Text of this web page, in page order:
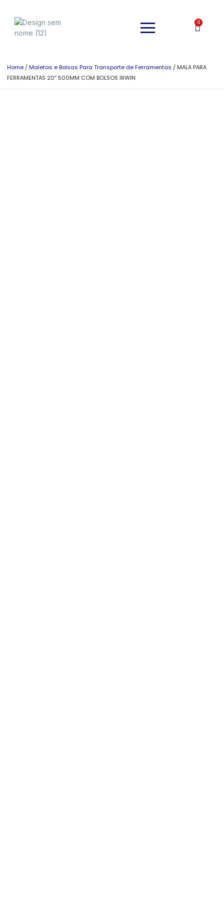
0
Home /Maletas e Bolsas Para Transporte de Ferramentas / MALA PARA
FERRAMENTAS 20″ 500MM COM BOLSOS IRWIN